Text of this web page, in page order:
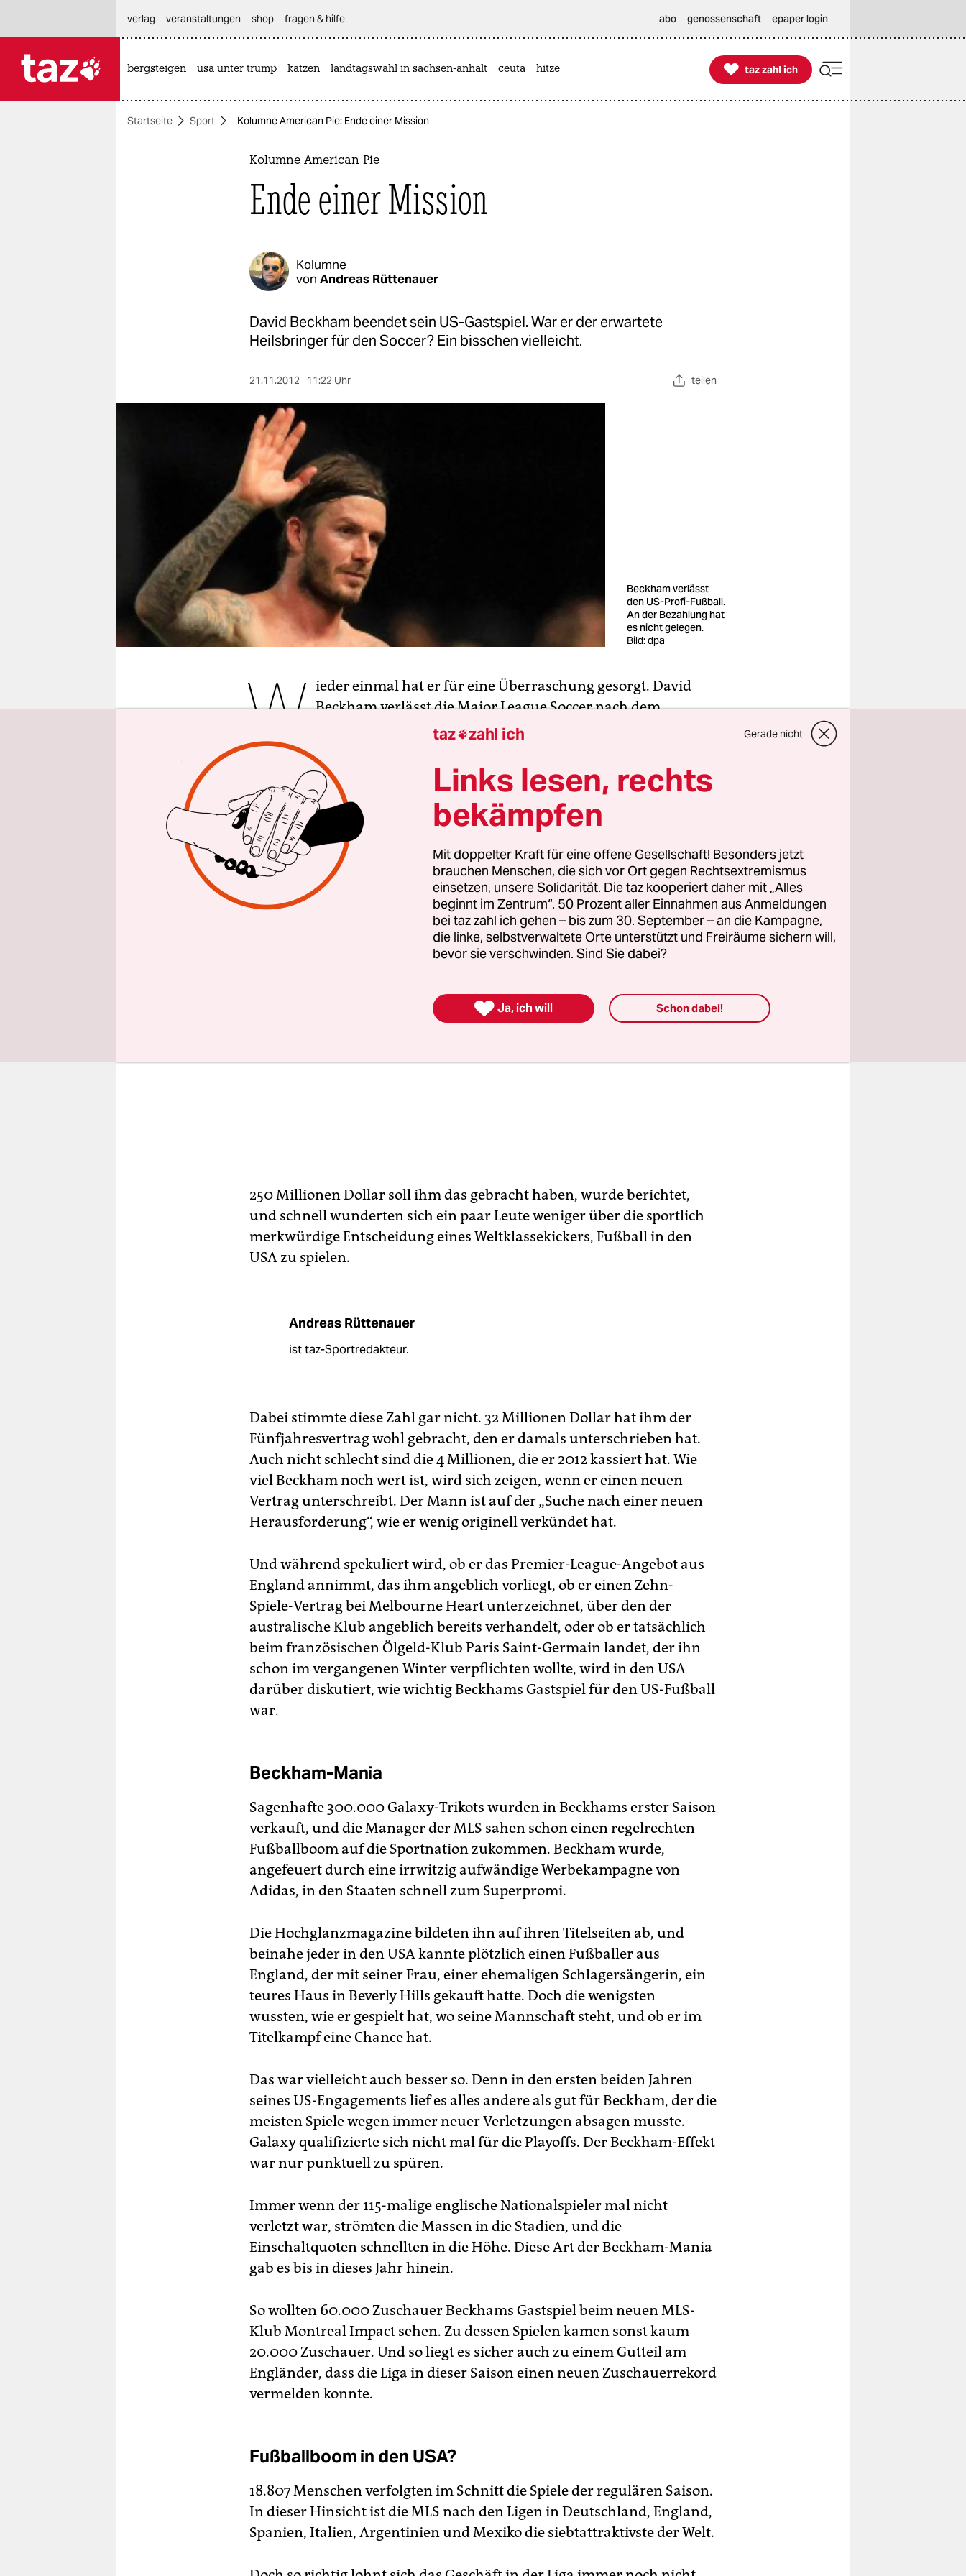
themen
fragen & hilfe
unterstützen
abo
genossenschaft
epaper login
verlag
veranstaltungen shop fragen & hilfe abo genossenschaft epaper login
bergsteigen usa unter trump katzen landtagswahl in sachsen-anhalt ceuta hitze 
taz zahl ich
taz zahl ich
Startseite Sport Kolumne American Pie: Ende einer Mission
Kolumne American Pie
Ende einer Mission
Kolumne
von Andreas Rüttenauer
David Beckham beendet sein US-Gastspiel. War er der erwartete
Heilsbringer für den Soccer? Ein bisschen vielleicht.
21.11.2012 11:22 Uhr teilen
Beckham verlässt
den US-Profi-Fußball.
An der Bezahlung hat
es nicht gelegen.
Bild: dpa
W ieder einmal hat er für eine Überraschung gesorgt. David
Beckham verlässt die Major League Soccer nach dem
Endspiel um die Meisterschaft am 1. Dezember, in dem er mit
Los Angeles Galaxy gegen Houston Dynamo den Titel verteidigen
Hatte Beckham nicht vor Kurzen einen Vertrag in L. A. bis 2013
unterschrieben? Egal. Es war oft nicht ganz richtig, was über das
Engagement des englischen Promikickers in den USA berichtet wurde.
2007 verließ Beckham als damals noch junger, 31-jähriger Mann Real
Madrid, um in die USA zu wechseln.
250 Millionen Dollar soll ihm das gebracht haben, wurde berichtet,
und schnell wunderten sich ein paar Leute weniger über die sportlich
merkwürdige Entscheidung eines Weltklassekickers, Fußball in den
USA zu spielen.
Andreas Rüttenauer
ist taz-Sportredakteur.
Dabei stimmte diese Zahl gar nicht. 32 Millionen Dollar hat ihm der
Fünfjahresvertrag wohl gebracht, den er damals unterschrieben hat.
Auch nicht schlecht sind die 4 Millionen, die er 2012 kassiert hat. Wie
viel Beckham noch wert ist, wird sich zeigen, wenn er einen neuen
Vertrag unterschreibt. Der Mann ist auf der „Suche nach einer neuen
Herausforderung“, wie er wenig originell verkündet hat.
Und während spekuliert wird, ob er das Premier-League-Angebot aus
England annimmt, das ihm angeblich vorliegt, ob er einen Zehn-
Spiele-Vertrag bei Melbourne Heart unterzeichnet, über den der
australische Klub angeblich bereits verhandelt, oder ob er tatsächlich
beim französischen Ölgeld-Klub Paris Saint-Germain landet, der ihn
schon im vergangenen Winter verpflichten wollte, wird in den USA
darüber diskutiert, wie wichtig Beckhams Gastspiel für den US-Fußball
war.
Beckham-Mania
Sagenhafte 300.000 Galaxy-Trikots wurden in Beckhams erster Saison
verkauft, und die Manager der MLS sahen schon einen regelrechten
Fußballboom auf die Sportnation zukommen. Beckham wurde,
angefeuert durch eine irrwitzig aufwändige Werbekampagne von
Adidas, in den Staaten schnell zum Superpromi.
Die Hochglanzmagazine bildeten ihn auf ihren Titelseiten ab, und
beinahe jeder in den USA kannte plötzlich einen Fußballer aus
England, der mit seiner Frau, einer ehemaligen Schlagersängerin, ein
teures Haus in Beverly Hills gekauft hatte. Doch die wenigsten
wussten, wie er gespielt hat, wo seine Mannschaft steht, und ob er im
Titelkampf eine Chance hat.
Das war vielleicht auch besser so. Denn in den ersten beiden Jahren
seines US-Engagements lief es alles andere als gut für Beckham, der die
meisten Spiele wegen immer neuer Verletzungen absagen musste.
Galaxy qualifizierte sich nicht mal für die Playoffs. Der Beckham-Effekt
war nur punktuell zu spüren.
Immer wenn der 115-malige englische Nationalspieler mal nicht
verletzt war, strömten die Massen in die Stadien, und die
Einschaltquoten schnellten in die Höhe. Diese Art der Beckham-Mania
gab es bis in dieses Jahr hinein.
So wollten 60.000 Zuschauer Beckhams Gastspiel beim neuen MLS-
Klub Montreal Impact sehen. Zu dessen Spielen kamen sonst kaum
20.000 Zuschauer. Und so liegt es sicher auch zu einem Gutteil am
Engländer, dass die Liga in dieser Saison einen neuen Zuschauerrekord
vermelden konnte.
Fußballboom in den USA?
18.807 Menschen verfolgten im Schnitt die Spiele der regulären Saison.
In dieser Hinsicht ist die MLS nach den Ligen in Deutschland, England,
Spanien, Italien, Argentinien und Mexiko die siebtattraktivste der Welt.
taz zahl ich Gerade nicht
Links lesen, rechts
bekämpfen
Mit doppelter Kraft für eine offene Gesellschaft! Besonders jetzt
brauchen Menschen, die sich vor Ort gegen Rechtsextremismus
einsetzen, unsere Solidarität. Die taz kooperiert daher mit „Alles
beginnt im Zentrum“. 50 Prozent aller Einnahmen aus Anmeldungen
bei taz zahl ich gehen – bis zum 30. September – an die Kampagne,
die linke, selbstverwaltete Orte unterstützt und Freiräume sichern will,
bevor sie verschwinden. Sind Sie dabei?
 Ja, ich will Schon dabei!